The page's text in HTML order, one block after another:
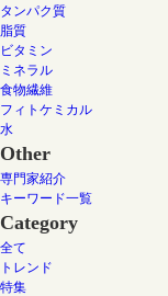
タンパク質
脂質
ビタミン
ミネラル
食物繊維
フィトケミカル
水
Other
専門家紹介
キーワード一覧
Category
全て
トレンド
特集